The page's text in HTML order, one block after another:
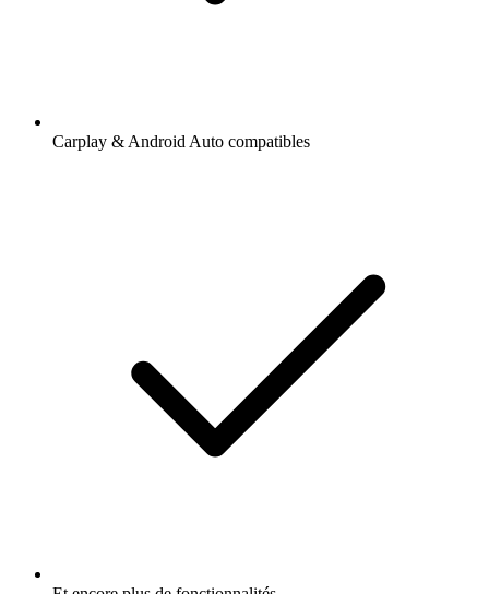
Carplay & Android Auto compatibles